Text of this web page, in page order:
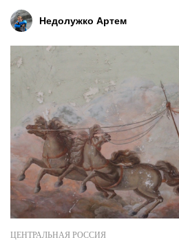
Недолужко Артем
ЦЕНТРАЛЬНАЯ РОССИЯ